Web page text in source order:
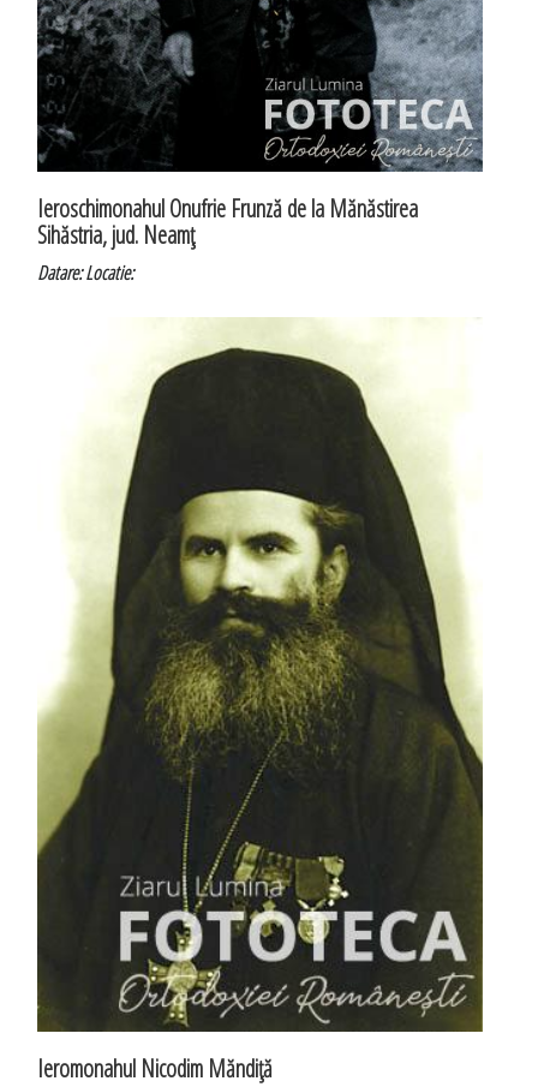
Ieroschimonahul Onufrie Frunză de la Mănăstirea
Sihăstria, jud. Neamţ
Datare:Locatie:
Ieromonahul Nicodim Măndiţă